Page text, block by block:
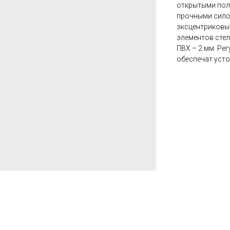
открытыми
прочными
элементов
ПВХ – 2 мм.
обеспечат